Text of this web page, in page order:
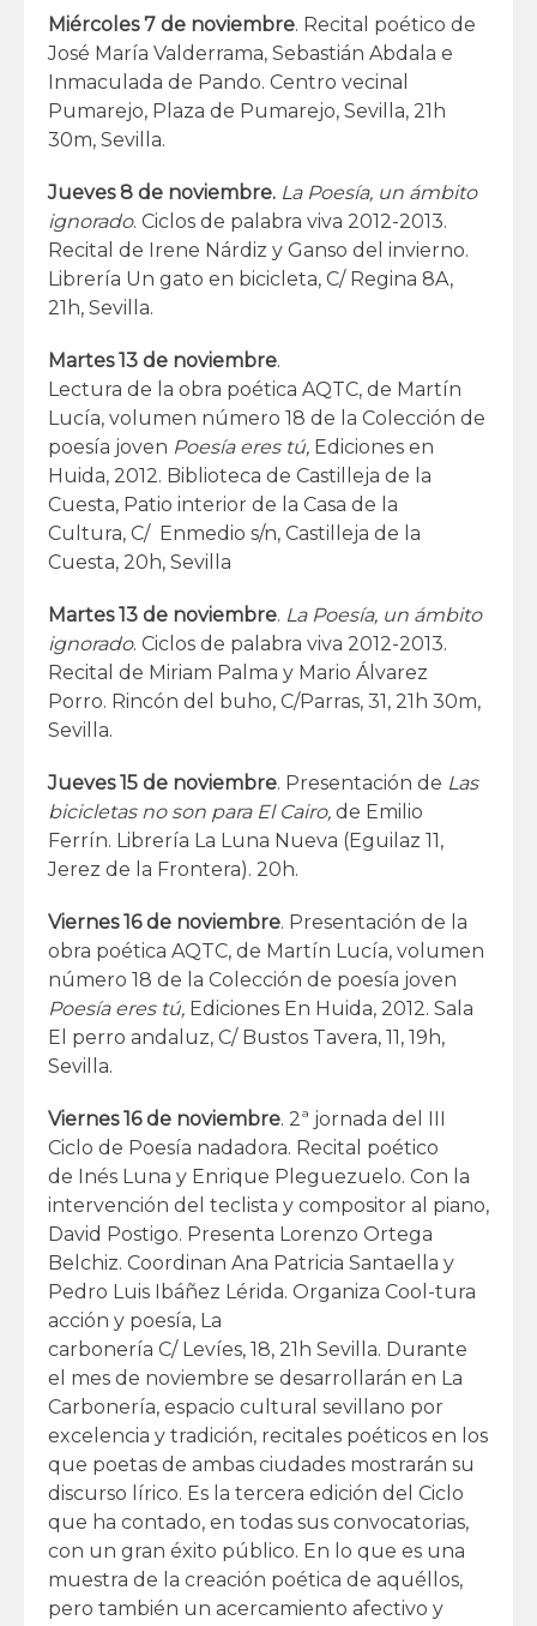
Miércoles 7 de noviembre. Recital poético de
José María Valderrama, Sebastián Abdala e
Inmaculada de Pando. Centro vecinal
Pumarejo, Plaza de Pumarejo, Sevilla, 21h
30m, Sevilla.
Jueves 8 de noviembre. La Poesía, un ámbito
ignorado. Ciclos de palabra viva 2012-2013.
Recital de Irene Nárdiz y Ganso del invierno.
Librería Un gato en bicicleta, C/ Regina 8A,
21h, Sevilla.
Martes 13 de noviembre.
Lectura de la obra poética AQTC, de Martín
Lucía, volumen número 18 de la Colección de
poesía joven Poesía eres tú, Ediciones en
Huida, 2012. Biblioteca de Castilleja de la
Cuesta, Patio interior de la Casa de la
Cultura, C/ Enmedio s/n, Castilleja de la
Cuesta, 20h, Sevilla
Martes 13 de noviembre. La Poesía, un ámbito
ignorado. Ciclos de palabra viva 2012-2013.
Recital de Miriam Palma y Mario Álvarez
Porro. Rincón del buho, C/Parras, 31, 21h 30m,
Sevilla.
Jueves 15 de noviembre. Presentación de Las
bicicletas no son para El Cairo, de Emilio
Ferrín. Librería La Luna Nueva (Eguilaz 11,
Jerez de la Frontera). 20h.
Viernes 16 de noviembre. Presentación de la
obra poética AQTC, de Martín Lucía, volumen
número 18 de la Colección de poesía joven
Poesía eres tú, Ediciones En Huida, 2012. Sala
El perro andaluz, C/ Bustos Tavera, 11, 19h,
Sevilla.
Viernes 16 de noviembre. 2ª jornada del III
Ciclo de Poesía nadadora. Recital poético
de Inés Luna y Enrique Pleguezuelo. Con la
intervención del teclista y compositor al piano,
David Postigo. Presenta Lorenzo Ortega
Belchiz. Coordinan Ana Patricia Santaella y
Pedro Luis Ibáñez Lérida. Organiza Cool-tura
acción y poesía, La
carbonería C/ Levíes, 18, 21h Sevilla. Durante
el mes de noviembre se desarrollarán en La
Carbonería, espacio cultural sevillano por
excelencia y tradición, recitales poéticos en los
que poetas de ambas ciudades mostrarán su
discurso lírico. Es la tercera edición del Ciclo
que ha contado, en todas sus convocatorias,
con un gran éxito público. En lo que es una
muestra de la creación poética de aquéllos,
pero también un acercamiento afectivo y